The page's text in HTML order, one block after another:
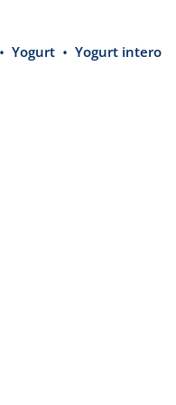
Yogurt Yogurt intero